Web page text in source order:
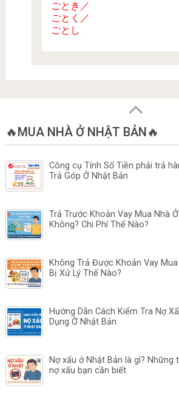
🔥MUA NHÀ Ở NHẬT BẢN🔥
Công cụ Tính Số Tiền phải trả
Trả Góp Ở Nhật Bản
Trả Trước Khoản Vay Mua Nhà
Không? Chi Phí Thế Nào?
Không Trả Được Khoản Vay
Bị Xử Lý Thế Nào?
Hướng Dẫn Cách Kiểm Tra Nợ
Dụng Ở Nhật Bản
Nợ xấu ở Nhật Bản là gì? Những
nợ xấu bạn cần biết